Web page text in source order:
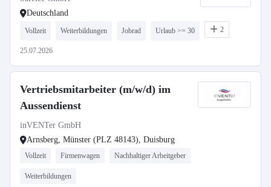
Deutschland
Vollzeit Weiterbildungen Jobrad Urlaub >= 30 2
25.07.2026
Vertriebsmitarbeiter (m/w/d) im
Aussendienst
inVENTer GmbH
Arnsberg, Münster (PLZ 48143), Duisburg
Vollzeit Firmenwagen Nachhaltiger Arbeitgeber
Weiterbildungen